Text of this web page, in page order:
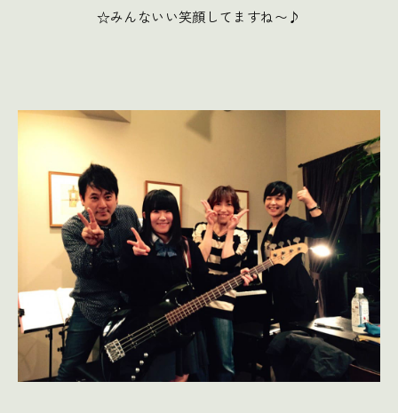
☆みんないい笑顔してますね〜♪